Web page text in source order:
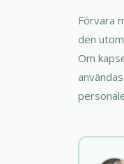
Förvara
den
Om